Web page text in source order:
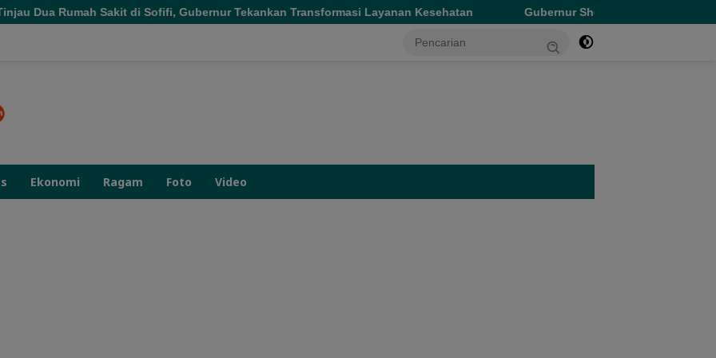
di Sofifi, Gubernur Tekankan Transformasi Layanan Kesehatan Gubernur Sherly Tinjau Revitalisasi SMAN 5 Tidore
Ekonomi Ragam Foto Video